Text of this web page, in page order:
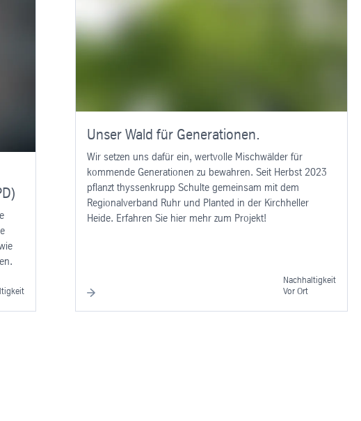
Unser Wald für Generationen.
Wir setzen uns dafür ein, wertvolle Mischwälder für
kommende Generationen zu bewahren. Seit Herbst 2023
pflanzt thyssenkrupp Schulte gemeinsam mit dem
Regionalverband Ruhr und Planted in der Kirchheller
Heide. Erfahren Sie hier mehr zum Projekt!
Nachhaltigkeit
Vor Ort